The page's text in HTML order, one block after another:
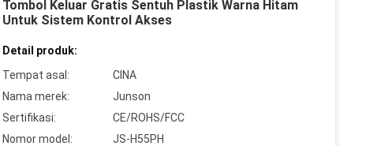
Tombol Keluar Gratis Sentuh Plastik Warna Hitam
Untuk Sistem Kontrol Akses
Detail produk:
Tempat asal:
CINA
Nama merek:
Junson
Sertifikasi:
CE/ROHS/FCC
Nomor model:
JS-H55PH